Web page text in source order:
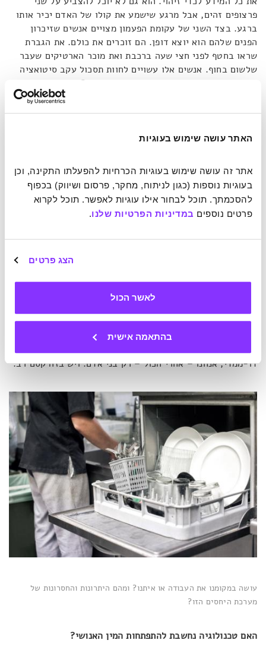
האתר עושה שימוש בעוגיות
פרטים נוספים במדיניות הפרטיות שלנו.
הצג פרטים
לאשר הכול
בהתאמה אישית
פרצופים זהים, אבל מרגע שישמע את קולו של האדם יכיר אותו
ברגע. בצד השני של עקומת הפעמון מצויים אנשים שזיכרון
הפנים שלהם הוא יוצא דופן. הם זוכרים את כולם. את הגברת
שראו בחטף לפני חצי שעה ברכבת ואת מוכר הארטיקים שעבר
שלשום בחוף. אנשים אלו עשויים לחוות תסכול עקב סיטואציה
המוכרת לכולנו – וואי, מאיפה אני מכיר אותו? – רק כזו החוזרת
מסכם סוסוב,"נופלים
בנקודה כלשהי באמצע – מסוגלים לזהות בין מאות לאלפי
מסביר כי בעצם אותן נשים אינן כפילות של גיאני – הן אולי
מזכירות אותה, אך הן אפילו לא באמת דומות מאוד כאשר
מסתכלים על כל פרט בנפרד. מה שהופך אותן לכל כך דומות הוא
בעיקר החסך שלנו בדיוק. אם היינו שופט במגרש כדורגל,
נשמע על המגרש, לא?). האם זה מה שקורה לנו גם כאשר אנחנו
מתבוננים בציור המדמה תלת ממד? או באותה רכבת הנראית נעה
בניואנסים אחרים. המוח שלנו מדהים ביכולתו לחלוש על פני
תחומי עניין ויכולות רחבות בצורה יוצאת מגדר הרגיל, אך הוא
בקלות. בין אם מדובר בהתעלמות מפרטים ובהסתכלות על
התמונה הרחבה, כפי שקורה באפקט טאצ'ר, ובין אם עסקינן
במספר אלמנטים ויזואליים המשכנעים אותנו בנפח שיש לציור
דו-ממדי, אנחנו – אחרי הכול – רק בני אדם. ויש בזה קסם רב.
עושה במקומנו את העבודה או איתנו? ומהם היתרונות והחסרונות של
מערכת היחסים הזו?
האם טכנולוגיה נחשבת להתפתחות המין האנושי?